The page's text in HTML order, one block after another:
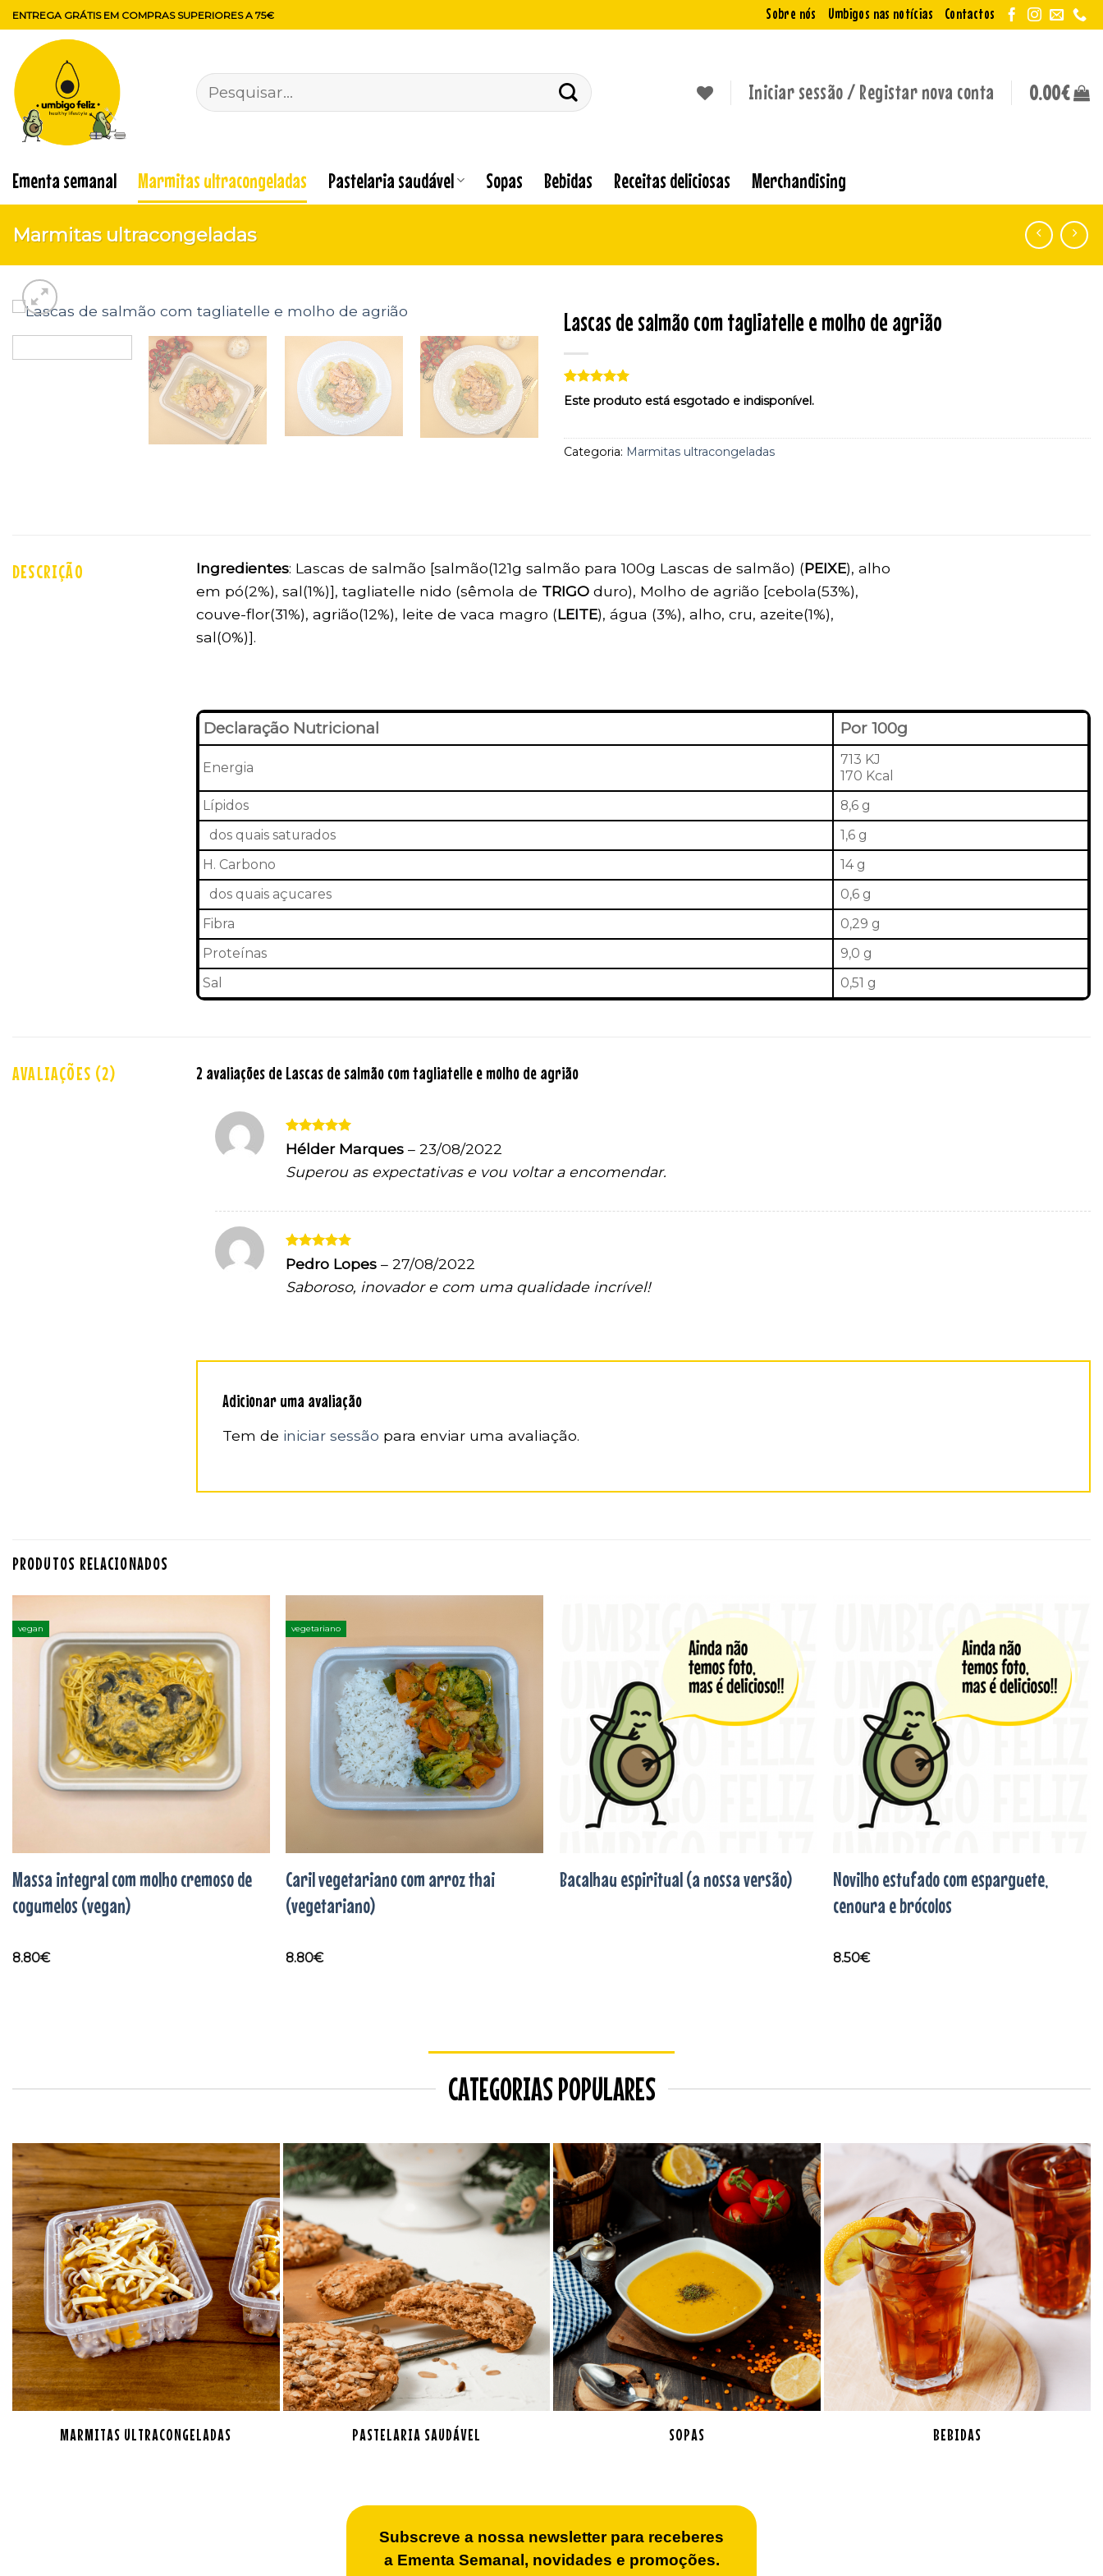
Skip
to
content
ENTREGA GRÁTIS EM COMPRAS SUPERIORES A 75€ Sobre nós Umbigos nas notícias Contactos
Pesquisar
por:
Iniciar sessão / Registar nova conta 0.00€
Ementa semanal Marmitas ultracongeladas Pastelaria saudável Sopas Bebidas Receitas deliciosas Merchandising
Marmitas ultracongeladas
Adicionar
aos
favoritos
Lascas de salmão com tagliatelle e molho de agrião
Classificado
com 5em
em
2
classificações
de clientes
Este produto está esgotado e indisponível.
Categoria: Marmitas ultracongeladas
DESCRIÇÃO Ingredientes: Lascas de salmão [salmão(121g salmão para 100g Lascas de salmão) (PEIXE), alho
em pó(2%), sal(1%)], tagliatelle nido (sêmola de TRIGO duro), Molho de agrião [cebola(53%),
couve-flor(31%), agrião(12%), leite de vaca magro (LEITE), água (3%), alho, cru, azeite(1%),
sal(0%)].
Declaração Nutricional Por 100g
Energia
713 KJ
170 Kcal
Lípidos
8,6 g
dos quais saturados
1,6 g
H. Carbono
14 g
dos quais açucares
0,6 g
Fibra
0,29 g
Proteínas
9,0 g
Sal
0,51 g
AVALIAÇÕES (2) 2 avaliações deLascas de salmão com tagliatelle e molho de agrião
Avaliação5
de 5
Hélder Marques– 23/08/2022
Superou as expectativas e vou voltar a encomendar.
Avaliação5
de 5
Pedro Lopes– 27/08/2022
Saboroso, inovador e com uma qualidade incrível!
Adicionar uma avaliação
Tem de iniciar sessão para enviar uma avaliação.
PRODUTOS RELACIONADOS
vegan
Adicionar
aos
favoritos
Massa integral com molho cremoso de
cogumelos (vegan)
8.80€
vegetariano
Adicionar
aos
favoritos
Caril vegetariano com arroz thai
(vegetariano)
8.80€
Adicionar
favoritos
Bacalhau espiritual (a nossa versão)
Adicionar
favoritos
Novilho estufado com esparguete,
cenoura e brócolos
8.50€
CATEGORIAS POPULARES
MARMITAS ULTRACONGELADAS PASTELARIA SAUDÁVEL SOPAS BEBIDAS